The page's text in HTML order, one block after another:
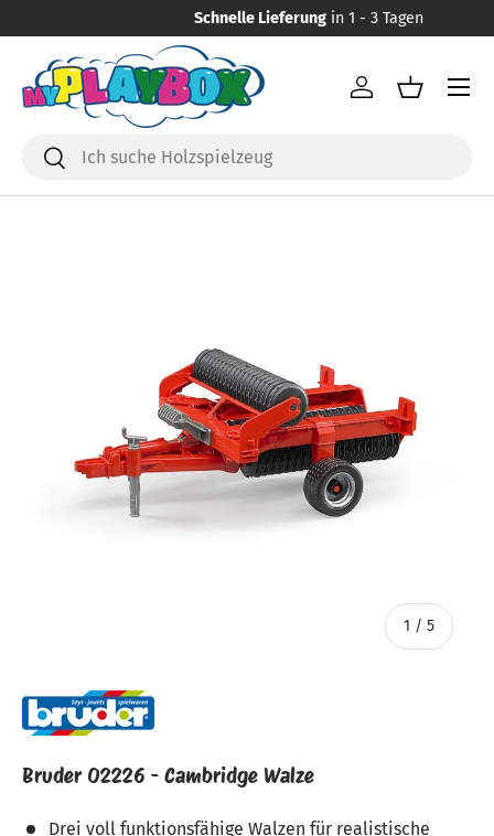
Direkt zum Inhalt
Schnelle Lieferungin 1 - 3 Tagen
Suchen
Suchen
Einloggen
Menü
1 / von
5
Bruder 02226 - Cambridge Walze
Drei voll funktionsfähige Walzen für realistische